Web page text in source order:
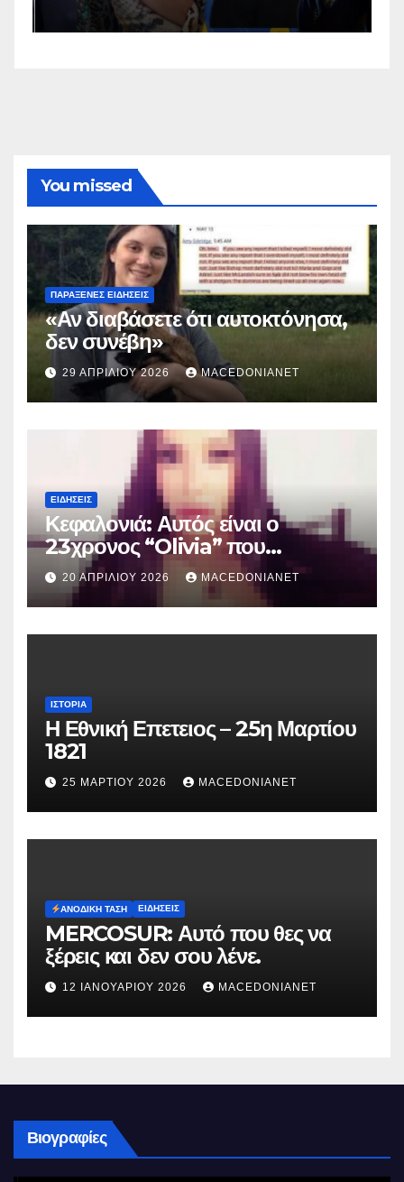
You missed
ΠΑΡΆΞΕΝΕΣ ΕΙΔΉΣΕΙΣ
«Αν διαβάσετε ότι αυτοκτόνησα,
δεν συνέβη»
29 ΑΠΡΙΛΊΟΥ 2026 MACEDONIANET
ΕΙΔΉΣΕΙΣ
Κεφαλονιά: Αυτός είναι ο
23χρονος “Olivia” που
κατηγορείται για τον θάνατο της
Μυρτούς
20 ΑΠΡΙΛΊΟΥ 2026 MACEDONIANET
ΙΣΤΟΡΊΑ
Η Εθνική Επετειος – 25η Μαρτίου
1821
25 ΜΑΡΤΊΟΥ 2026 MACEDONIANET
ΑΝΟΔΙΚΉ ΤΆΣΗ ΕΙΔΉΣΕΙΣ
MERCOSUR: Αυτό που θες να
ξέρεις και δεν σου λένε.
12 ΙΑΝΟΥΑΡΊΟΥ 2026 MACEDONIANET
Βιογραφίες